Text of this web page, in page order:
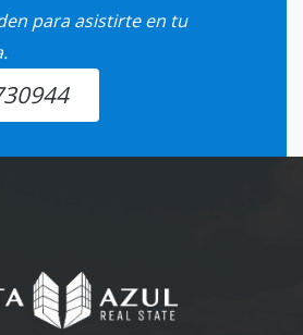
para asistirte en tu